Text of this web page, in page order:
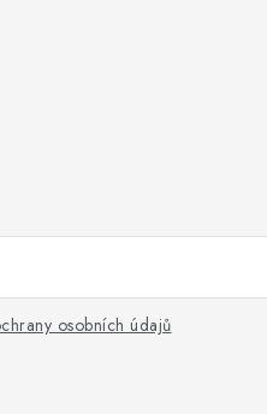
osobních údajů